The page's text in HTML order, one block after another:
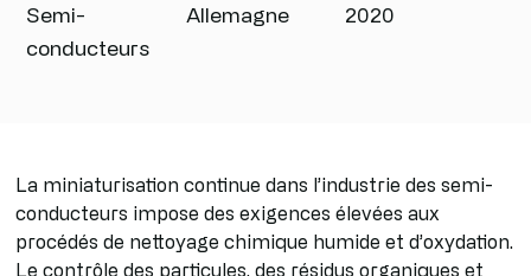
Semi-
conducteurs
Allemagne
2020
La miniaturisation continue dans l’industrie des semi-
conducteurs impose des exigences élevées aux
procédés de nettoyage chimique humide et d’oxydation.
Le contrôle des particules, des résidus organiques et